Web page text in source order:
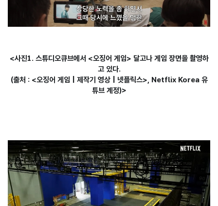
<사진1. 스튜디오큐브에서 <오징어 게임> 달고나 게임 장면을 촬영하
고 있다.
(출처 : <오징어 게임 | 제작기 영상 | 넷플릭스>, Netflix Korea 유
튜브 계정)>